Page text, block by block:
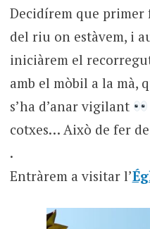
Decidírem que
del riu on estàvem, i
iniciàrem el
amb el mòbil a la mà,
s’ha d’anar vigilant
cotxes… Això de fer
.
Entràrem a visitar l’